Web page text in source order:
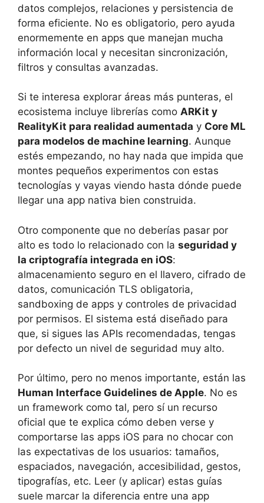
datos complejos, relaciones y persistencia de
forma eficiente. No es obligatorio, pero ayuda
enormemente en apps que manejan mucha
información local y necesitan sincronización,
filtros y consultas avanzadas.
Si te interesa explorar áreas más punteras, el
ecosistema incluye librerías como ARKit y
RealityKit para realidad aumentada y Core ML
para modelos de machine learning. Aunque
estés empezando, no hay nada que impida que
montes pequeños experimentos con estas
tecnologías y vayas viendo hasta dónde puede
llegar una app nativa bien construida.
Otro componente que no deberías pasar por
alto es todo lo relacionado con la seguridad y
la criptografía integrada en iOS:
almacenamiento seguro en el llavero, cifrado de
datos, comunicación TLS obligatoria,
sandboxing de apps y controles de privacidad
por permisos. El sistema está diseñado para
que, si sigues las APIs recomendadas, tengas
por defecto un nivel de seguridad muy alto.
Por último, pero no menos importante, están las
Human Interface Guidelines de Apple. No es
un framework como tal, pero sí un recurso
oficial que te explica cómo deben verse y
comportarse las apps iOS para no chocar con
las expectativas de los usuarios: tamaños,
espaciados, navegación, accesibilidad, gestos,
tipografías, etc. Leer (y aplicar) estas guías
suele marcar la diferencia entre una app